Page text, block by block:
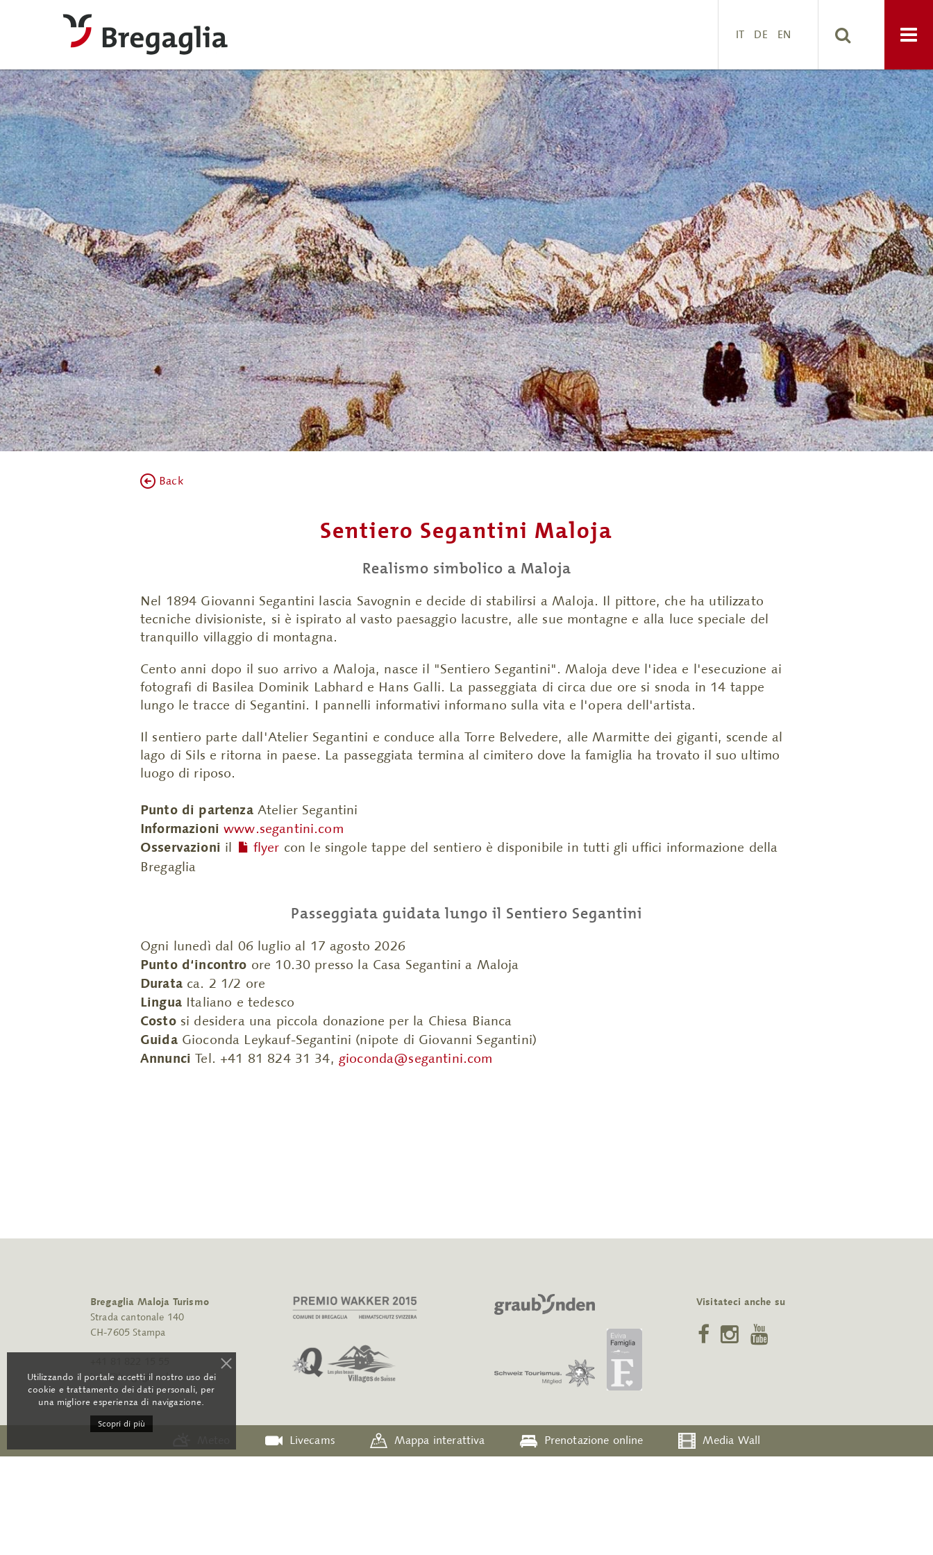
Livecams Mappa interattiva Prenotazione online Media Wall
IT DE EN
Back
Sentiero Segantini Maloja
Realismo simbolico a Maloja
Nel 1894 Giovanni Segantini lascia Savognin e decide di stabilirsi a Maloja. Il pittore, che ha utilizzato
tecniche divisioniste, si è ispirato al vasto paesaggio lacustre, alle sue montagne e alla luce speciale del
tranquillo villaggio di montagna.
Cento anni dopo il suo arrivo a Maloja, nasce il "Sentiero Segantini". Maloja deve l'idea e l'esecuzione ai
fotografi di Basilea Dominik Labhard e Hans Galli. La passeggiata di circa due ore si snoda in 14 tappe
lungo le tracce di Segantini. I pannelli informativi informano sulla vita e l'opera dell'artista.
Il sentiero parte dall'Atelier Segantini e conduce alla Torre Belvedere, alle Marmitte dei giganti, scende al
lago di Sils e ritorna in paese. La passeggiata termina al cimitero dove la famiglia ha trovato il suo ultimo
luogo di riposo.
Punto di partenzaAtelier Segantini
Informazioni www.segantini.com
Osservazioni il flyer con le singole tappe del sentiero è disponibile in tutti gli uffici informazione della
Bregaglia
Passeggiata guidata lungo il Sentiero Segantini
Ogni lunedì dal 06 luglio al 17 agosto 2026
Punto d‘incontro ore 10.30 presso la Casa Segantini a Maloja
Durataca. 2 1/2 ore
LinguaItaliano e tedesco
Costosi desidera una piccola donazione per la Chiesa Bianca
GuidaGioconda Leykauf-Segantini (nipote di Giovanni Segantini)
Annunci Tel. +41 81 824 31 34, gioconda@segantini.com
Bregaglia Maloja Turismo
Strada cantonale 140
CH-7605 Stampa
info@bregaglia.ch
Visitateci anche su
Utilizzando il portale accetti il nostro uso dei
cookie e trattamento dei dati personali, per
una migliore esperienza di navigazione.
Scopri di più